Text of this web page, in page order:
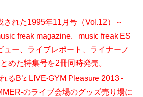
された1995年11月号（Vol.12）～
freak magazine、music freak ES
ュー、ライブレポート、ライナーノ
めた特集号を2冊同時発売。
るB’z LIVE-GYM Pleasure 2013 -
のライブ会場のグッズ売り場に